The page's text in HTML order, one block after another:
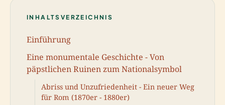
INHALTSVERZEICHNIS
Einführung
Eine monumentale Geschichte - Von
päpstlichen Ruinen zum Nationalsymbol
Abriss und Unzufriedenheit - Ein neuer Weg
für Rom (1870er - 1880er)